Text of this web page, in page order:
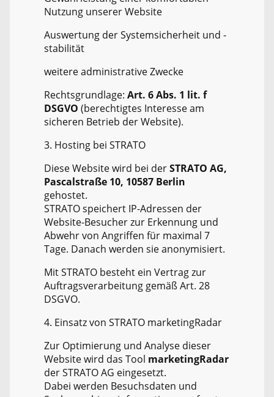
Nutzung unserer Website
Auswertung der Systemsicherheit und -
stabilität
weitere administrative Zwecke
Rechtsgrundlage: Art. 6 Abs. 1 lit. f
DSGVO (berechtigtes Interesse am
sicheren Betrieb der Website).
3. Hosting bei STRATO
Diese Website wird bei derSTRATO AG,
Pascalstraße 10, 10587 Berlin
gehostet.
STRATO speichert IP-Adressen der
Website-Besucher zur Erkennung und
Abwehr von Angriffen für maximal 7
Tage. Danach werden sie anonymisiert.
Mit STRATO besteht ein Vertrag zur
Auftragsverarbeitung gemäß Art. 28
DSGVO.
4. Einsatz von STRATO marketingRadar
Zur Optimierung und Analyse dieser
Website wird das Tool marketingRadar
der STRATO AG eingesetzt.
Dabei werden Besuchsdaten und